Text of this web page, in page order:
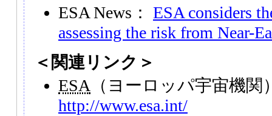
ESA News： ESA considers
assessing the risk from Near-
＜関連リンク＞
ESA （ヨーロッパ宇宙機関
http://www.esa.int/